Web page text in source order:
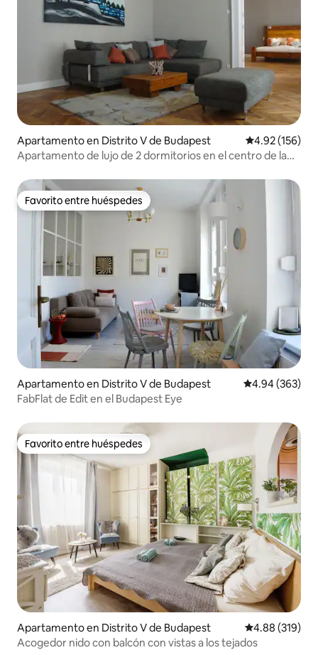
Apartamento en Distrito V de Budapest Calificación
4.92 (156)
Apartamento de lujo de 2 dormitorios en el centro de la
Favorito entre huéspedes
Favorito entre huéspedes
Apartamento en Distrito V de Budapest Calificación
4.94 (363)
FabFlat de Edit en el Budapest Eye
Favorito entre huéspedes
Favorito entre huéspedes
Apartamento en Distrito V de Budapest Calificación
4.88 (319)
Acogedor nido con balcón con vistas a los tejados